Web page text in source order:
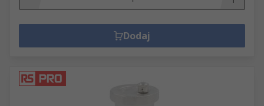
Dodaj